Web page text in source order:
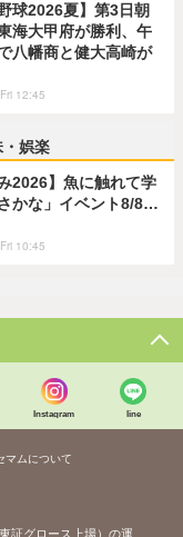
野球2026夏】第3日朝
海大甲府が勝利、午
八幡商と健大高崎が
12:45
・娯楽
み2026】魚に触れて学
かな」イベント8/8…
10:45
Instagram line
マムについて
証グロース上場）の運